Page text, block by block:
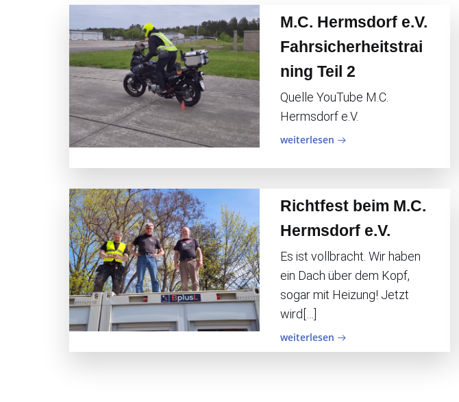
M.C. Hermsdorf e.V.
Fahrsicherheitstrai
ning Teil 2
Quelle YouTube M.C.
Hermsdorf e.V.
weiterlesen
Richtfest beim M.C.
Hermsdorf e.V.
Es ist vollbracht. Wir haben
ein Dach über dem Kopf,
sogar mit Heizung! Jetzt
wird[…]
weiterlesen